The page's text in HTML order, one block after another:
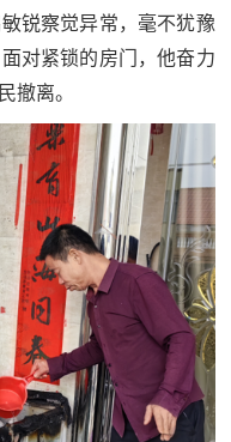
锐察觉异常，毫不犹豫
对紧锁的房门，他奋力
撤离。